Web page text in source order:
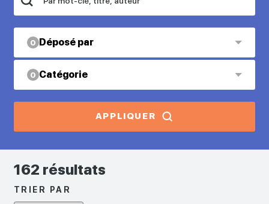
0 Déposé par
0 Catégorie
APPLIQUER
162 résultats
TRIER PAR